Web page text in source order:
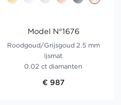
Model N°1676
Roodgoud/Grijsgoud 2.5 mm
Ijsmat
0.02 ct diamanten
€ 987